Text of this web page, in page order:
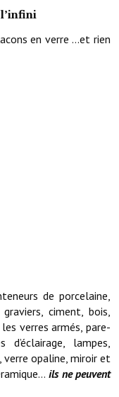
en verre …et rien
de porcelaine,
ciment, bois,
verres armés, pare-
lampes,
verre opaline, miroir et
ils ne peuvent